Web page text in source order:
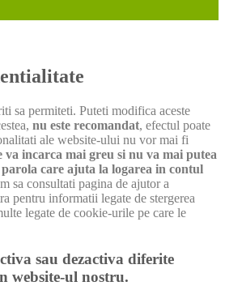
sa permiteti. Puteti modifica aceste
nu este recomandat, efectul poate
ale website-ului nu vor mai fi
va incarca mai greu si nu va mai putea
care ajuta la logarea in contul
sa consultati pagina de ajutor a
pentru informatii legate de stergerea
legate de cookie-urile pe care le
sau dezactiva diferite
website-ul nostru.